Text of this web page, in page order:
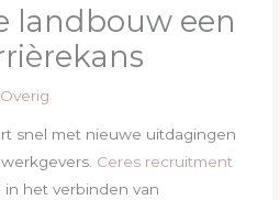
landbouw een
Overig
snel met nieuwe uitdagingen
Ceres recruitment
het verbinden van